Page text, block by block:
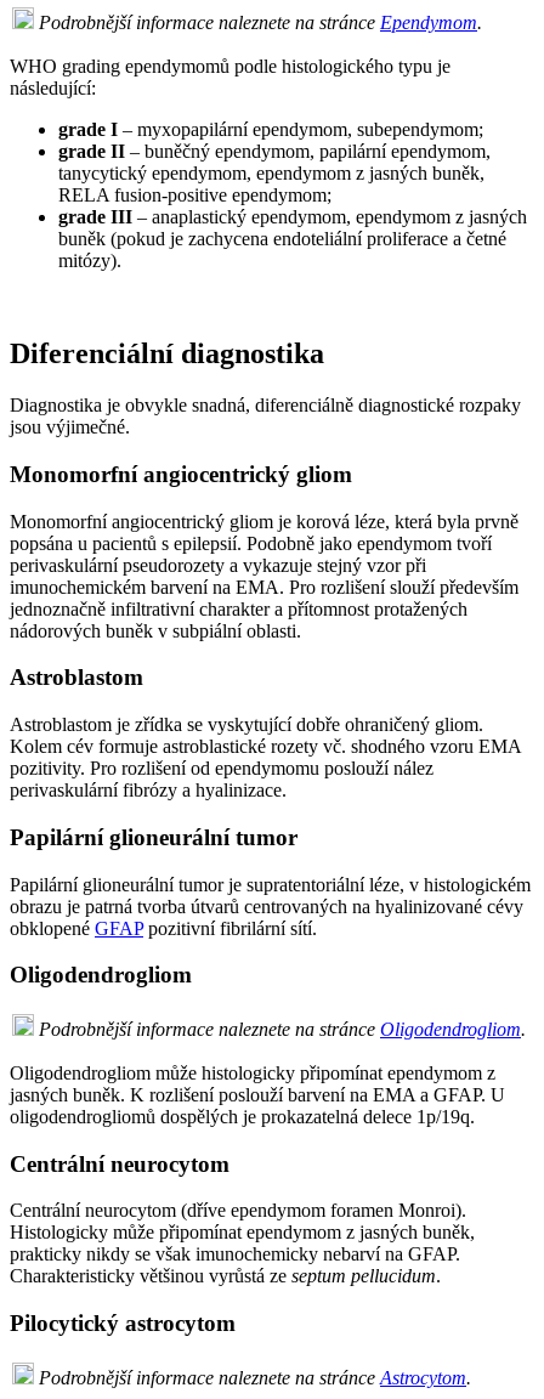
Podrobnější informace naleznete na stránce Ependymom.
WHO grading ependymomů podle histologického typu je
následující:
grade I – myxopapilární ependymom, subependymom;
grade II – buněčný ependymom, papilární ependymom,
tanycytický ependymom, ependymom z jasných buněk,
RELA fusion-positive ependymom;
grade III – anaplastický ependymom, ependymom z jasných
buněk (pokud je zachycena endoteliální proliferace a četné
mitózy).
Diferenciální diagnostika
Diagnostika je obvykle snadná, diferenciálně diagnostické rozpaky
jsou výjimečné.
Monomorfní angiocentrický gliom
Monomorfní angiocentrický gliom je korová léze, která byla prvně
popsána u pacientů s epilepsií. Podobně jako ependymom tvoří
perivaskulární pseudorozety a vykazuje stejný vzor při
imunochemickém barvení na EMA. Pro rozlišení slouží především
jednoznačně infiltrativní charakter a přítomnost protažených
nádorových buněk v subpiální oblasti.
Astroblastom
Astroblastom je zřídka se vyskytující dobře ohraničený gliom.
Kolem cév formuje astroblastické rozety vč. shodného vzoru EMA
pozitivity. Pro rozlišení od ependymomu poslouží nález
perivaskulární fibrózy a hyalinizace.
Papilární glioneurální tumor
Papilární glioneurální tumor je supratentoriální léze, v histologickém
obrazu je patrná tvorba útvarů centrovaných na hyalinizované cévy
obklopené GFAPpozitivní fibrilární sítí.
Oligodendrogliom
Podrobnější informace naleznete na stránce Oligodendrogliom.
Oligodendrogliom může histologicky připomínat ependymom z
jasných buněk. K rozlišení poslouží barvení na EMA a GFAP. U
oligodendrogliomů dospělých je prokazatelná delece 1p/19q.
Centrální neurocytom
Centrální neurocytom (dříve ependymom foramen Monroi).
Histologicky může připomínat ependymom z jasných buněk,
prakticky nikdy se však imunochemicky nebarví na GFAP.
Charakteristicky většinou vyrůstá ze septum pellucidum.
Pilocytický astrocytom
Podrobnější informace naleznete na stránce Astrocytom.